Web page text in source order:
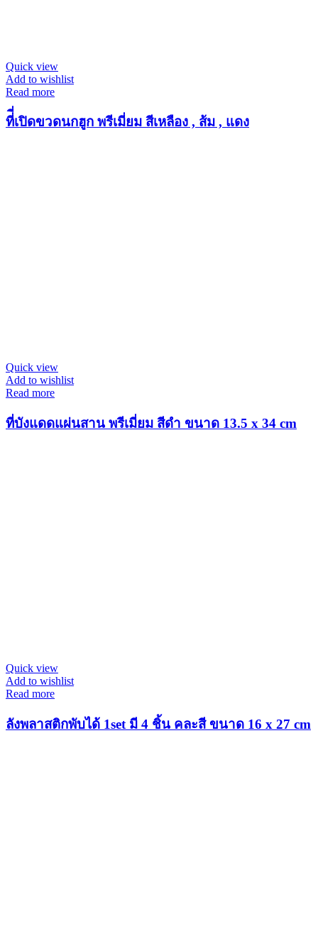
Quick view
Add to wishlist
Read more
ที่ี่เปิดขวดนกฮูก พรีเมี่ยม สีเหลือง , ส้ม , แดง
Quick view
Add to wishlist
Read more
ที่บังแดดแผ่นสาน พรีเมี่ยม สีดำ ขนาด 13.5 x 34 cm
Quick view
Add to wishlist
Read more
ลังพลาสติกพับได้ 1set มี 4 ชิ้น คละสี ขนาด 16 x 27 cm